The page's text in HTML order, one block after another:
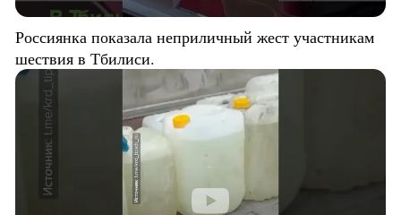
Россиянка показала неприличный жест участникам
шествия в Тбилиси.